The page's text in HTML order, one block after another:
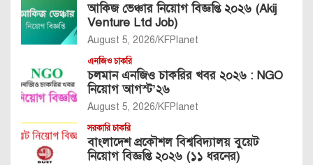
আকিজ ভেঞ্চার নিয়োগ বিজ্ঞপ্তি ২০২৬ (Akij
Venture Ltd Job)
August 5, 2026 KFPlanet
এনজিও চাকরি
চলমান এনজিও চাকরির খবর ২০২৬ : NGO
নিয়োগ আগস্ট’২৬
August 5, 2026 KFPlanet
সরকারি চাকরি
বাংলাদেশ প্রকৌশল বিশ্ববিদ্যালয় বুয়েট
নিয়োগ বিজ্ঞপ্তি ২০২৬ (১১ ধরনের)